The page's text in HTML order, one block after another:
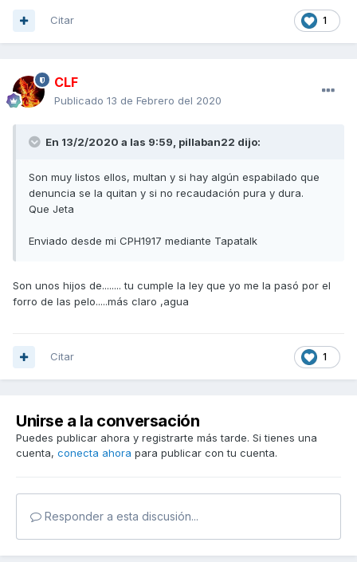
1
Citar
CLF
Publicado 13 de Febrero del 2020
En 13/2/2020 a las 9:59, pillaban22 dijo:
Son muy listos ellos, multan y si hay algún espabilado que
denuncia se la quitan y si no recaudación pura y dura.
Que Jeta
Enviado desde mi CPH1917 mediante Tapatalk
Son unos hijos de........ tu cumple la ley que yo me la pasó por el
forro de las pelo.....más claro ,agua
1
Citar
Unirse a la conversación
Puedes publicar ahora y registrarte más tarde. Si tienes una
cuenta, conecta ahora para publicar con tu cuenta.
Responder a esta discusión...